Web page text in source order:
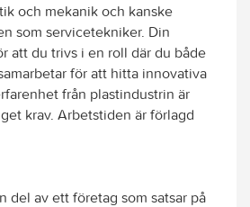
och mekanik och kanske
som servicetekniker. Din
att du trivs i en roll där du både
för att hitta innovativa
från plastindustrin är
krav. Arbetstiden är förlagd
del av ett företag som satsar på